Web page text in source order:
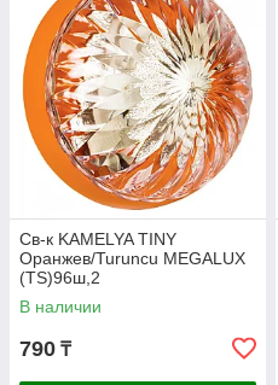
Св-к KAMELYA TINY
Оранжев/Turuncu MEGALUX
(TS)96ш,2
В наличии
790 ₸